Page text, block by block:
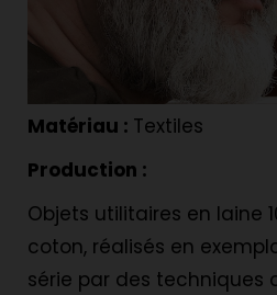
Matériau : Textiles
Production :
Objets utilitaires en laine
coton, réalisés en
série par des techniques